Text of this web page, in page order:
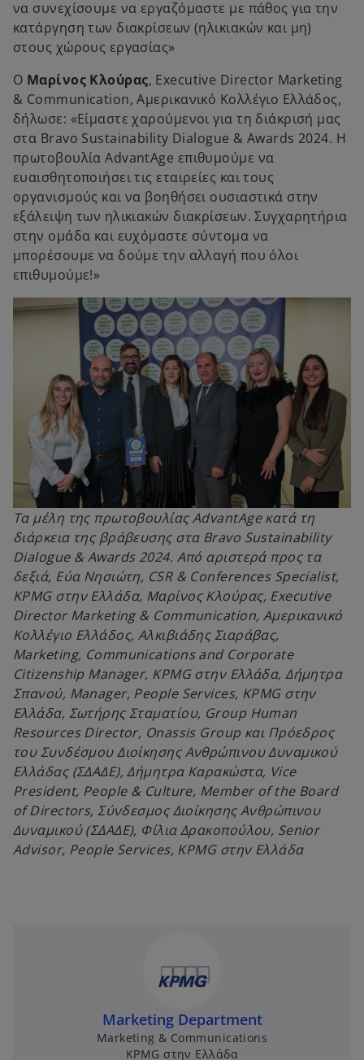
να συνεχίσουμε να εργαζόμαστε με πάθος για την
κατάργηση των διακρίσεων (ηλικιακών και μη)
στους χώρους εργασίας»
Ο Μαρίνος Κλούρας, Executive Director Marketing
& Communication, Αμερικανικό Κολλέγιο Ελλάδος,
δήλωσε: «Είμαστε χαρούμενοι για τη διάκρισή μας
στα Bravo Sustainability Dialogue & Awards 2024. Η
πρωτοβουλία AdvantAge επιθυμούμε να
ευαισθητοποιήσει τις εταιρείες και τους
οργανισμούς και να βοηθήσει ουσιαστικά στην
εξάλειψη των ηλικιακών διακρίσεων. Συγχαρητήρια
στην ομάδα και ευχόμαστε σύντομα να
μπορέσουμε να δούμε την αλλαγή που όλοι
επιθυμούμε!»
Τα μέλη της πρωτοβουλίας AdvantAge κατά τη
διάρκεια της βράβευσης στα Bravo Sustainability
Dialogue & Awards 2024. Από αριστερά προς τα
δεξιά, Εύα Νησιώτη, CSR & Conferences Specialist,
KPMG στην Ελλάδα, Μαρίνος Κλούρας, Executive
Director Marketing & Communication, Αμερικανικό
Κολλέγιο Ελλάδος, Αλκιβιάδης Σιαράβας,
Marketing, Communications and Corporate
Citizenship Manager, KPMG στην Ελλάδα, Δήμητρα
Σπανού, Manager, People Services, KPMG στην
Ελλάδα, Σωτήρης Σταματίου, Group Human
Resources Director, Onassis Group και Πρόεδρος
του Συνδέσμου Διοίκησης Ανθρώπινου Δυναμικού
Ελλάδας (ΣΔΑΔΕ), Δήμητρα Καρακώστα, Vice
President, People & Culture, Member of the Board
of Directors, Σύνδεσμος Διοίκησης Ανθρώπινου
Δυναμικού (ΣΔΑΔΕ), Φίλια Δρακοπούλου, Senior
Advisor, People Services, KPMG στην Ελλάδα
Marketing Department
Marketing & Communications
KPMG στην Ελλάδα